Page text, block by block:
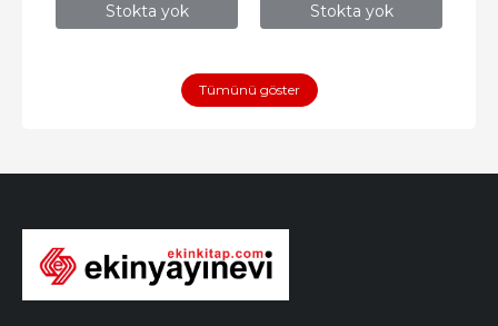
Stokta yok Stokta yok
Tümünü göster